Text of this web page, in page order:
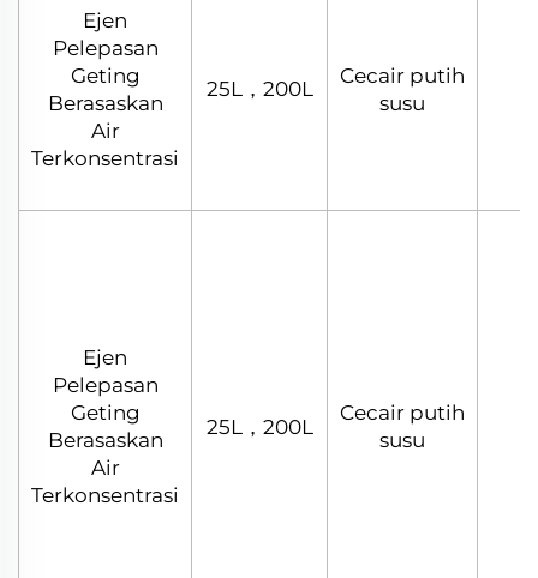
Ejen
Pelepasan
Geting
Berasaskan
Air
Terkonsentrasi
25L，200L
Cecair putih
susu
Ejen
Pelepasan
Geting
Berasaskan
Air
Terkonsentrasi
25L，200L
Cecair putih
susu